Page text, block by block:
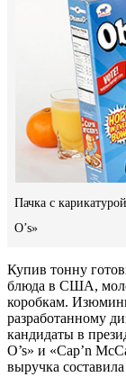
Пачка с
O’s»
Купив тонну
блюда в США,
коробкам.
разработанному
кандидаты в
O’s» и «Cap’n
выручка